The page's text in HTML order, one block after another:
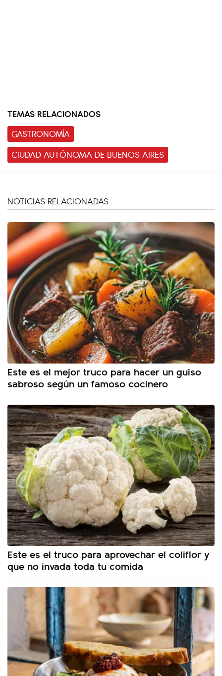
TEMAS RELACIONADOS
GASTRONOMÍA
CIUDAD AUTÓNOMA DE BUENOS AIRES
NOTICIAS RELACIONADAS
Este es el mejor truco para hacer un guiso
sabroso según un famoso cocinero
Este es el truco para aprovechar el coliflor y
que no invada toda tu comida